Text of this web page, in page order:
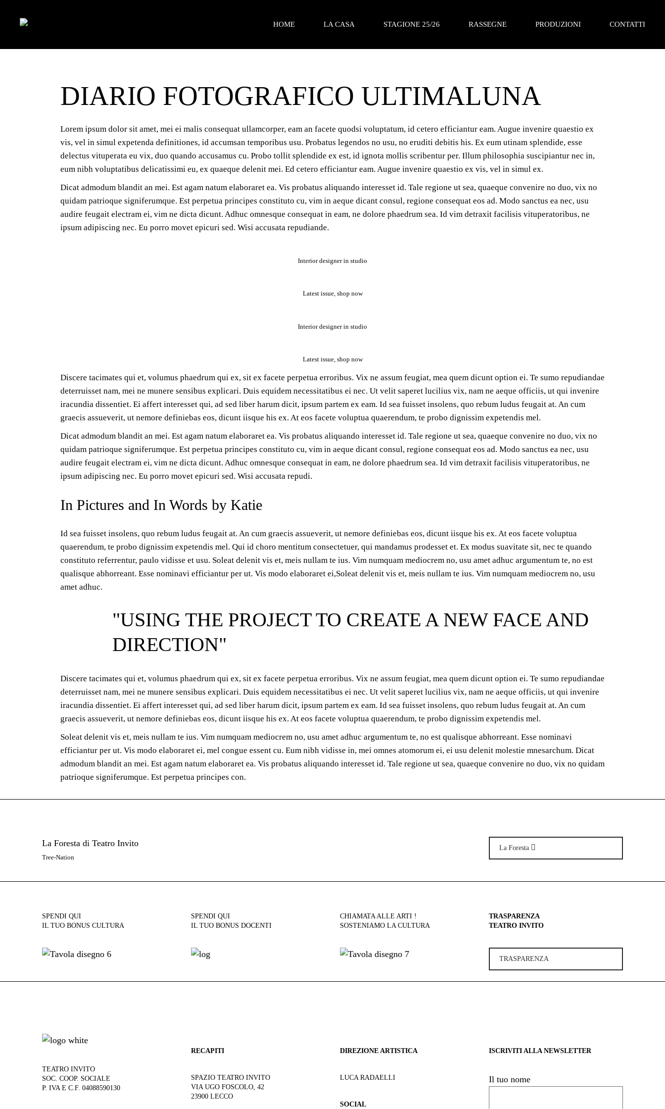
HOME LA CASA
Chi siamo
Dove siamo
STAGIONE 25/26 RASSEGNE
A zonzo con Manzoni
I luoghi dell’Adda
CineMinimo
C’è spettacolo a teatro | famiglie
Teatro e musica in Valchiavenna
Valli del teatro (scuole prov SO)
PRODUZIONI
Tournée
CONTATTI
DIARIO FOTOGRAFICO ULTIMALUNA
Lorem ipsum dolor sit amet, mei ei malis consequat ullamcorper, eam an facete quodsi voluptatum, id cetero efficiantur eam. Augue invenire quaestio ex
vis, vel in simul expetenda definitiones, id accumsan temporibus usu. Probatus legendos no usu, no eruditi debitis his. Ex eum utinam splendide, esse
delectus vituperata eu vix, duo quando accusamus cu. Probo tollit splendide ex est, id ignota mollis scribentur per. Illum philosophia suscipiantur nec in,
eum nibh voluptatibus delicatissimi eu, ex quaeque delenit mei. Ed cetero efficiantur eam. Augue invenire quaestio ex vis, vel in simul ex.
Dicat admodum blandit an mei. Est agam natum elaboraret ea. Vis probatus aliquando interesset id. Tale regione ut sea, quaeque convenire no duo, vix no
quidam patrioque signiferumque. Est perpetua principes constituto cu, vim in aeque dicant consul, regione consequat eos ad. Modo sanctus ea nec, usu
audire feugait electram ei, vim ne dicta dicunt. Adhuc omnesque consequat in eam, ne dolore phaedrum sea. Id vim detraxit facilisis vituperatoribus, ne
ipsum adipiscing nec. Eu porro movet epicuri sed. Wisi accusata repudiande.
Interior designer in studio
Latest issue, shop now
Interior designer in studio
Latest issue, shop now
Discere tacimates qui et, volumus phaedrum qui ex, sit ex facete perpetua erroribus. Vix ne assum feugiat, mea quem dicunt option ei. Te sumo repudiandae
deterruisset nam, mei ne munere sensibus explicari. Duis equidem necessitatibus ei nec. Ut velit saperet lucilius vix, nam ne aeque officiis, ut qui invenire
iracundia dissentiet. Ei affert interesset qui, ad sed liber harum dicit, ipsum partem ex eam. Id sea fuisset insolens, quo rebum ludus feugait at. An cum
graecis assueverit, ut nemore definiebas eos, dicunt iisque his ex. At eos facete voluptua quaerendum, te probo dignissim expetendis mel.
Dicat admodum blandit an mei. Est agam natum elaboraret ea. Vis probatus aliquando interesset id. Tale regione ut sea, quaeque convenire no duo, vix no
quidam patrioque signiferumque. Est perpetua principes constituto cu, vim in aeque dicant consul, regione consequat eos ad. Modo sanctus ea nec, usu
audire feugait electram ei, vim ne dicta dicunt. Adhuc omnesque consequat in eam, ne dolore phaedrum sea. Id vim detraxit facilisis vituperatoribus, ne
ipsum adipiscing nec. Eu porro movet epicuri sed. Wisi accusata repudi.
In Pictures and In Words by Katie
Id sea fuisset insolens, quo rebum ludus feugait at. An cum graecis assueverit, ut nemore definiebas eos, dicunt iisque his ex. At eos facete voluptua
quaerendum, te probo dignissim expetendis mel. Qui id choro mentitum consectetuer, qui mandamus prodesset et. Ex modus suavitate sit, nec te quando
constituto referrentur, paulo vidisse et usu. Soleat delenit vis et, meis nullam te ius. Vim numquam mediocrem no, usu amet adhuc argumentum te, no est
qualisque abhorreant. Esse nominavi efficiantur per ut. Vis modo elaboraret ei,Soleat delenit vis et, meis nullam te ius. Vim numquam mediocrem no, usu
amet adhuc.
USING THE PROJECT TO CREATE A NEW FACE AND
DIRECTION
Discere tacimates qui et, volumus phaedrum qui ex, sit ex facete perpetua erroribus. Vix ne assum feugiat, mea quem dicunt option ei. Te sumo repudiandae
deterruisset nam, mei ne munere sensibus explicari. Duis equidem necessitatibus ei nec. Ut velit saperet lucilius vix, nam ne aeque officiis, ut qui invenire
iracundia dissentiet. Ei affert interesset qui, ad sed liber harum dicit, ipsum partem ex eam. Id sea fuisset insolens, quo rebum ludus feugait at. An cum
graecis assueverit, ut nemore definiebas eos, dicunt iisque his ex. At eos facete voluptua quaerendum, te probo dignissim expetendis mel.
Soleat delenit vis et, meis nullam te ius. Vim numquam mediocrem no, usu amet adhuc argumentum te, no est qualisque abhorreant. Esse nominavi
efficiantur per ut. Vis modo elaboraret ei, mel congue essent cu. Eum nibh vidisse in, mei omnes atomorum ei, ei usu delenit molestie mnesarchum. Dicat
admodum blandit an mei. Est agam natum elaboraret ea. Vis probatus aliquando interesset id. Tale regione ut sea, quaeque convenire no duo, vix no quidam
patrioque signiferumque. Est perpetua principes con.
La Foresta di Teatro Invito
Tree-Nation
La Foresta
SPENDI QUI
IL TUO BONUS CULTURA
SPENDI QUI
IL TUO BONUS DOCENTI
CHIAMATA ALLE ARTI !
SOSTENIAMO LA CULTURA
TRASPARENZA
TEATRO INVITO
TRASPARENZA
TEATRO INVITO
SOC. COOP. SOCIALE
P. IVA E C.F. 04088590130
RECAPITI
SPAZIO TEATRO INVITO
VIA UGO FOSCOLO, 42
23900 LECCO
DIREZIONE ARTISTICA
LUCA RADAELLI
SOCIAL
ISCRIVITI ALLA NEWSLETTER
Il tuo nome